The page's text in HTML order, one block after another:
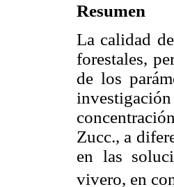
Resumen
La calidad
forestales,
de los
Zucc., a
en las
vivero, en